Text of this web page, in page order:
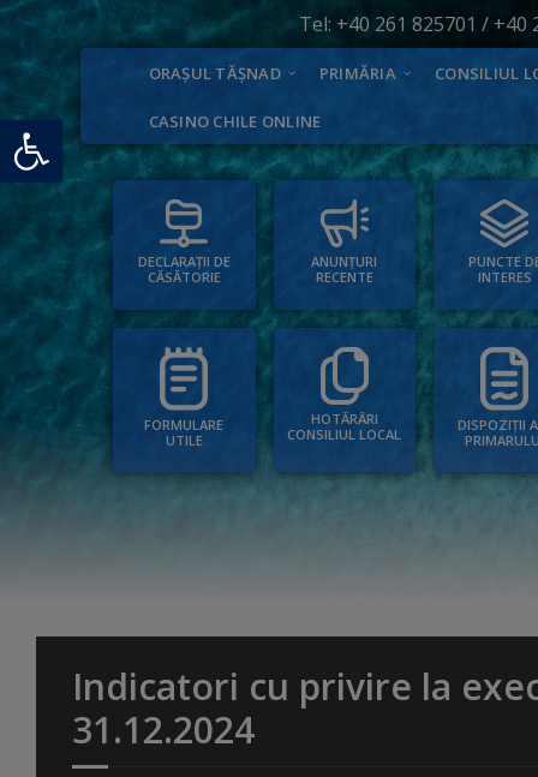
Deschide bara de unelte
Tel: +40 261 825701 / +40
ORAȘUL TĂȘNAD PRIMĂRIA CONSILIUL
CASINO CHILE ONLINE
DECLARAȚII DE
CĂSĂTORIE
ANUNȚURI
RECENTE
PUNCTE
INTERES
FORMULARE
UTILE
HOTĂRÂRI
CONSILIUL LOCAL
DISPOZIȚII
Indicatori cu privire la
31.12.2024